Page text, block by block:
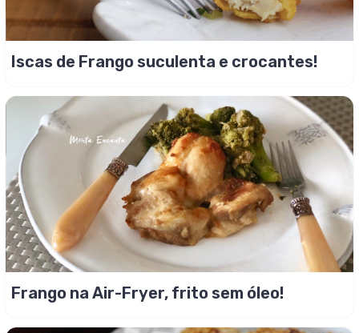
Iscas de Frango suculenta e crocantes!
Frango na Air-Fryer, frito sem óleo!